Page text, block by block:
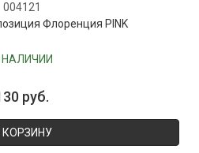
004121
Флоренция PINK
НАЛИЧИИ
руб.
КОРЗИНУ